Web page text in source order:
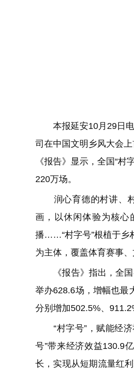
本报延安10月29日电
司在中国文明乡风大会
《报告》显示，全国“
220万场。
润心育德的村讲、村
画，以休闲体验为核心
播……“村字号”根植于乡
为主体，覆盖体育赛事
《报告》指出，全国
举办628.6场，增幅也最
分别增加502.5%、
“村字号”，赋能经济
号”带来经济效益130.9
长，实现从短期流量红